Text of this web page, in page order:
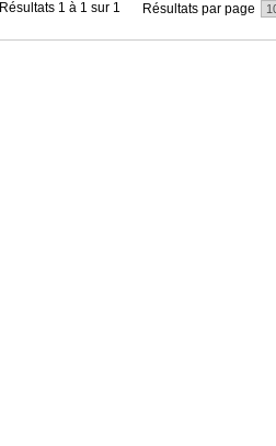
Résultats 1 à 1 sur 1 Résultats par page